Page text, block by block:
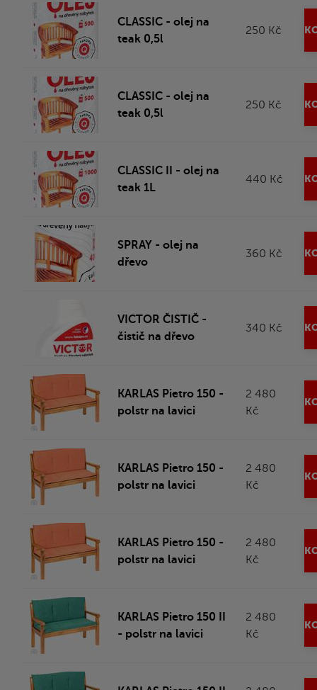
CLASSIC - olej na
teak 0,5l
250 Kč
CLASSIC - olej na
teak 0,5l
250 Kč
CLASSIC II - olej na
teak 1L
440 Kč
SPRAY - olej na
dřevo
360 Kč
VICTOR ČISTIČ -
čistič na dřevo
340 Kč
KARLAS Pietro 150 -
polstr na lavici
2 480
Kč
KARLAS Pietro 150 -
polstr na lavici
2 480
Kč
KARLAS Pietro 150 -
polstr na lavici
2 480
Kč
KARLAS Pietro 150 II
- polstr na lavici
2 480
Kč